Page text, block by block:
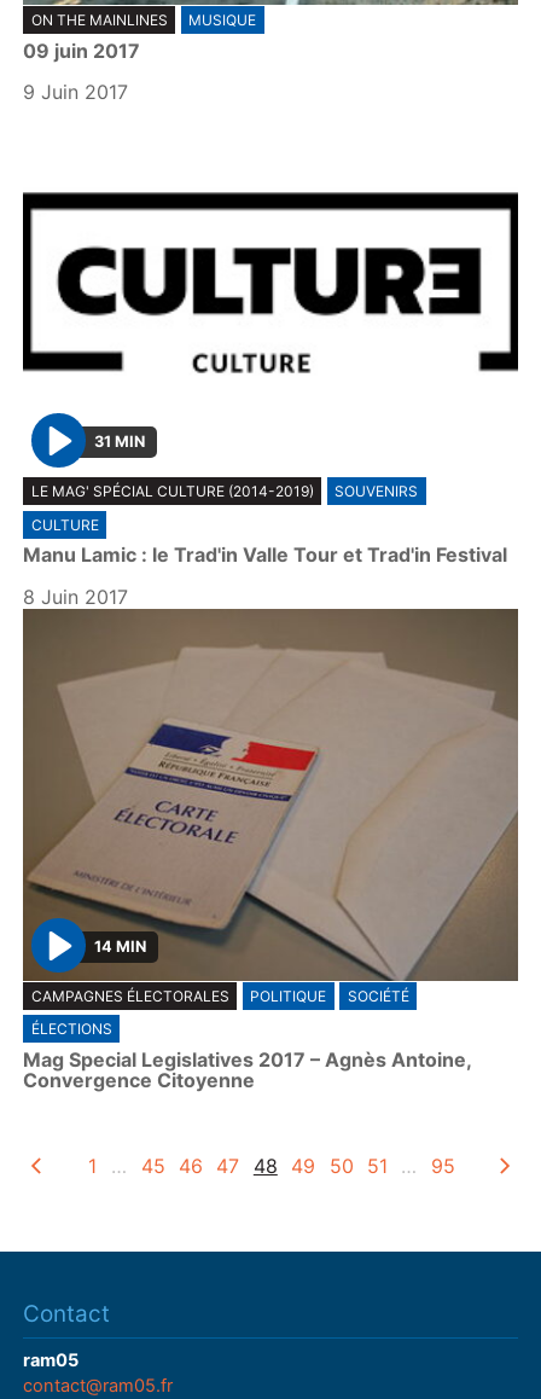
l
a
y
ON THE MAINLINES MUSIQUE
09 juin 2017
9 Juin 2017
P
l
a
y
31 MIN
LE MAG' SPÉCIAL CULTURE (2014-2019)
SOUVENIRS
CULTURE
Manu Lamic : le Trad'in Valle Tour et Trad'in Festival
8 Juin 2017
P
l
a
y
14 MIN
CAMPAGNES ÉLECTORALES POLITIQUE
SOCIÉTÉ
ÉLECTIONS
Mag Special Legislatives 2017 – Agnès Antoine,
Convergence Citoyenne
1 … 45 46 47 48 49 50 51 … 95
Contact
ram05
contact@ram05.fr